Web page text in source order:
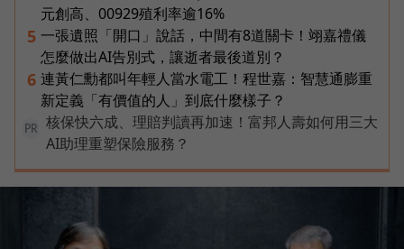
元創高、00929殖利率逾16%
5 一張遺照「開口」說話，中間有8道關卡！翊嘉禮儀
怎麼做出AI告別式，讓逝者最後道別？
6 連黃仁勳都叫年輕人當水電工！程世嘉：智慧通膨重
新定義「有價值的人」到底什麼樣子？
PR
核保快六成、理賠判讀再加速！富邦人壽如何用三大
AI助理重塑保險服務？